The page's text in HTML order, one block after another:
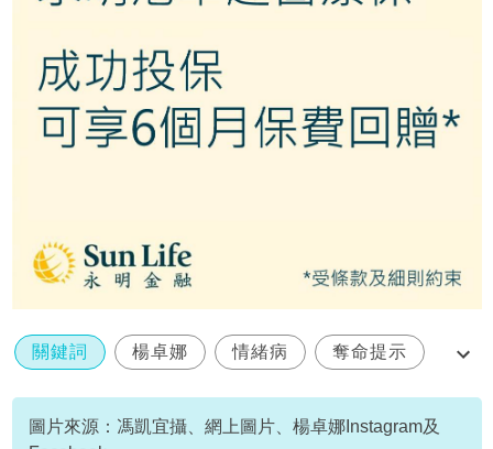
關鍵詞 楊卓娜 情緒病 奪命提示
未來部署精明選
圖片來源：馮凱宜攝、網上圖片、楊卓娜Instagram及